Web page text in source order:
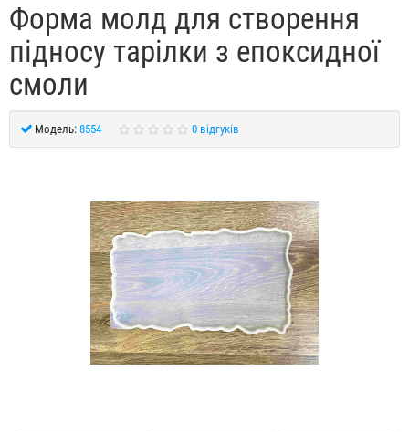
Форма молд для створення
підносу тарілки з епоксидної
смоли
Модель: 8554 0 відгуків